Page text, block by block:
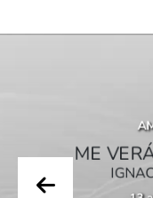
VERÁS VOLVER
IGNACIO DÍAZ